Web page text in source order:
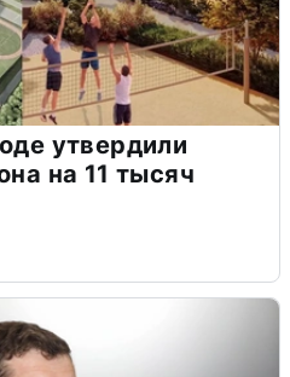
утвердили
на 11 тысяч